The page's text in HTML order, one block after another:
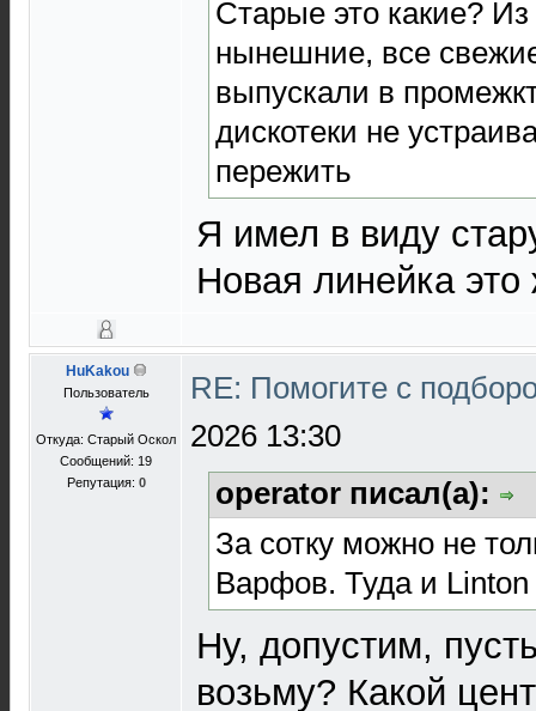
Старые это какие?
нынешние, все
выпускали в
дискотеки не
пережить
Я имел в виду
Новая линейка
HuKakou
Пользователь
Откуда: Старый Оскол
Сообщений: 19
Репутация: 0
RE: Помогите с
2026 13:30
operator писал(а):
За сотку можно не
Варфов. Туда и
Ну, допустим,
возьму? Какой